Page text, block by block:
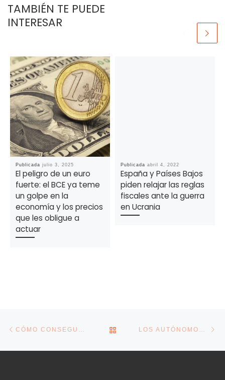
TAMBIÉN TE PUEDE
INTERESAR
Publicada julio 3, 2025
El peligro de un euro
fuerte: el BCE ya teme
un golpe en la
economía y los precios
que les obligue a
actuar
Publicada abril 4, 2022
España y Países Bajos
piden relajar las reglas
fiscales ante la guerra
en Ucrania
Entrada anterior
VOLVER A LA LISTA DE